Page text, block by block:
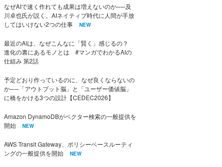
なぜAIで速く作れても成果は増えないのか──及
川卓也氏が説く、AIネイティブ時代に人間が手放
してはいけない2つの仕事
NEW
最近のAIは、なぜこんなに「賢く」感じるの？
進化の裏にあるモノとは #マンガでわかるAIの
仕組み 第2話
予定どおり作っているのに、なぜ良くならないの
か──「アウトプット脳」と「ユーザー価値脳」
に橋をかける3つの設計【CEDEC2026】
Amazon DynamoDBがベクター検索の一般提供を
開始
NEW
AWS Transit Gateway、ポリシーベースルーティ
ングの一般提供を開始
NEW